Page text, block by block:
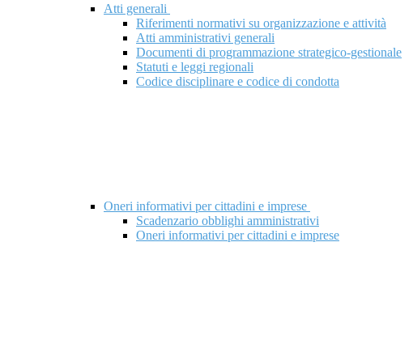
Atti generali
Riferimenti normativi su organizzazione e attività
Atti amministrativi generali
Documenti di programmazione strategico-gestionale
Statuti e leggi regionali
Codice disciplinare e codice di condotta
Oneri informativi per cittadini e imprese
Scadenzario obblighi amministrativi
Oneri informativi per cittadini e imprese